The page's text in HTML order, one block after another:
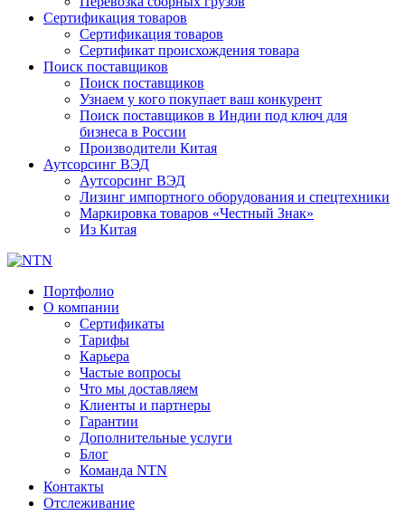
Сертификация товаров
Сертификация товаров
Сертификат происхождения товара
Поиск поставщиков
Поиск поставщиков
Узнаем у кого покупает ваш конкурент
Поиск поставщиков в Индии под ключ для
бизнеса в России
Производители Китая
Аутсорсинг ВЭД
Аутсорсинг ВЭД
Лизинг импортного оборудования и спецтехники
Маркировка товаров «Честный Знак»
Из Китая
Портфолио
О компании
Сертификаты
Тарифы
Карьера
Частые вопросы
Что мы доставляем
Клиенты и партнеры
Гарантии
Дополнительные услуги
Блог
Команда NTN
Контакты
Отслеживание